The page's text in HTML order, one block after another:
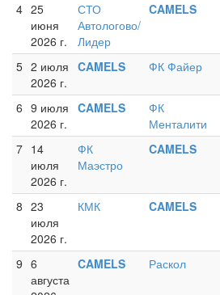
4 25
июня
2026 г.
СТО
Автологово/
Лидер
CAMELS
5 2 июля
2026 г.
CAMELS ФК Файер
6 9 июля
2026 г.
CAMELS
ФК
Менталити
7 14
июля
2026 г.
ФК
Маэстро
CAMELS
8 23
июля
2026 г.
КМК CAMELS
9 6
августа
CAMELS Раскол